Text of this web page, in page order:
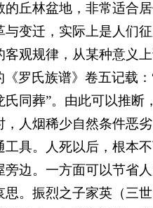
的丘林盆地，非常适合
与变迁，实际上是人们
观规律，从某种意义
罗氏族谱》卷五记载：
氏同葬”。由此可以推断
，人烟稀少自然条件恶
工具。人死以后，根本
旁边。一方面可以节省
思。振烈之子家英（三